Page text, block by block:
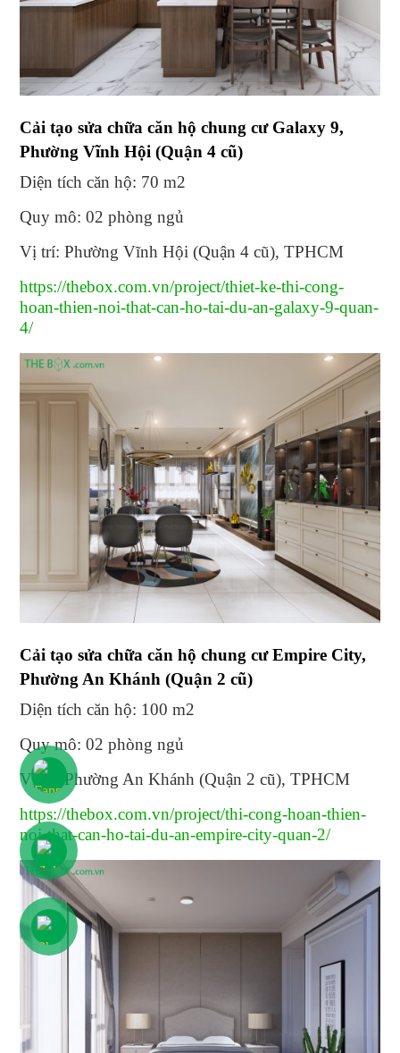
Cải tạo sửa chữa căn hộ chung cư Galaxy 9,
Phường Vĩnh Hội (Quận 4 cũ)
Diện tích căn hộ: 70 m2
Quy mô: 02 phòng ngủ
Vị trí: Phường Vĩnh Hội (Quận 4 cũ), TPHCM
https://thebox.com.vn/project/thiet-ke-thi-cong-
hoan-thien-noi-that-can-ho-tai-du-an-galaxy-9-quan-
4/
Cải tạo sửa chữa căn hộ chung cư Empire City,
Phường An Khánh (Quận 2 cũ)
Diện tích căn hộ: 100 m2
Quy mô: 02 phòng ngủ
Vị trí: Phường An Khánh (Quận 2 cũ), TPHCM
https://thebox.com.vn/project/thi-cong-hoan-thien-
noi-that-can-ho-tai-du-an-empire-city-quan-2/